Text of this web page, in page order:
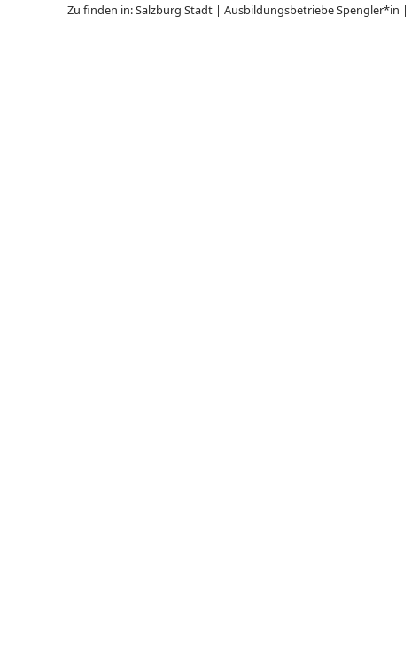
Zu finden in:Salzburg Stadt | Ausbildungsbetriebe Spengler*in |